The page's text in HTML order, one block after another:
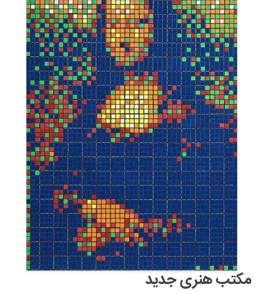
فناوری‌ها
نجوم و هوا فضا
زمین و محیط زیست
خودرو
سرگرمی
دانستنی‌ها
بازی
طنز
فال
مسابقه
اخبار
مکتب هنری جدید